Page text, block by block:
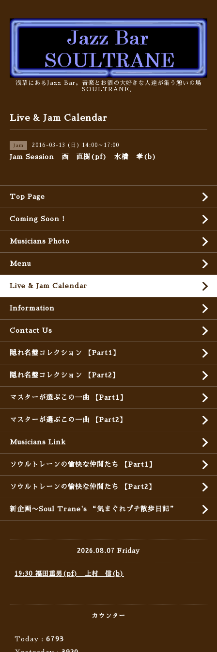
浅草にあるJazz Bar。音楽とお酒の大好きな人達が集う憩いの場
SOULTRANE。
Live & Jam Calendar
Jam 2016-03-13 (日) 14:00～17:00
Jam Session 西 直樹(pf) 水橋 孝(b)
Top Page
Coming Soon !
Musicians Photo
Menu
Live & Jam Calendar
Information
Contact Us
隠れ名盤コレクション 【Part1】
隠れ名盤コレクション 【Part2】
マスターが選ぶこの一曲 【Part1】
マスターが選ぶこの一曲 【Part2】
Musicians Link
ソウルトレーンの愉快な仲間たち 【Part1】
ソウルトレーンの愉快な仲間たち 【Part2】
新企画〜Soul Trane's “気まぐれプチ散歩日記”
2026.08.07 Friday
19:30 福田重男(pf) 上村 信(b)
カウンター
Today : 6793